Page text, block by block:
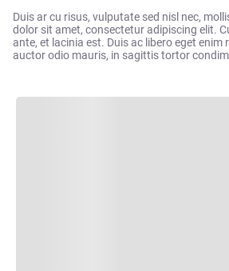
Duis ar cu risus, vulputate sed nisl nec,
dolor sit amet, consectetur adipiscing elit.
ante, et lacinia est. Duis ac libero eget
auctor odio mauris, in sagittis tortor